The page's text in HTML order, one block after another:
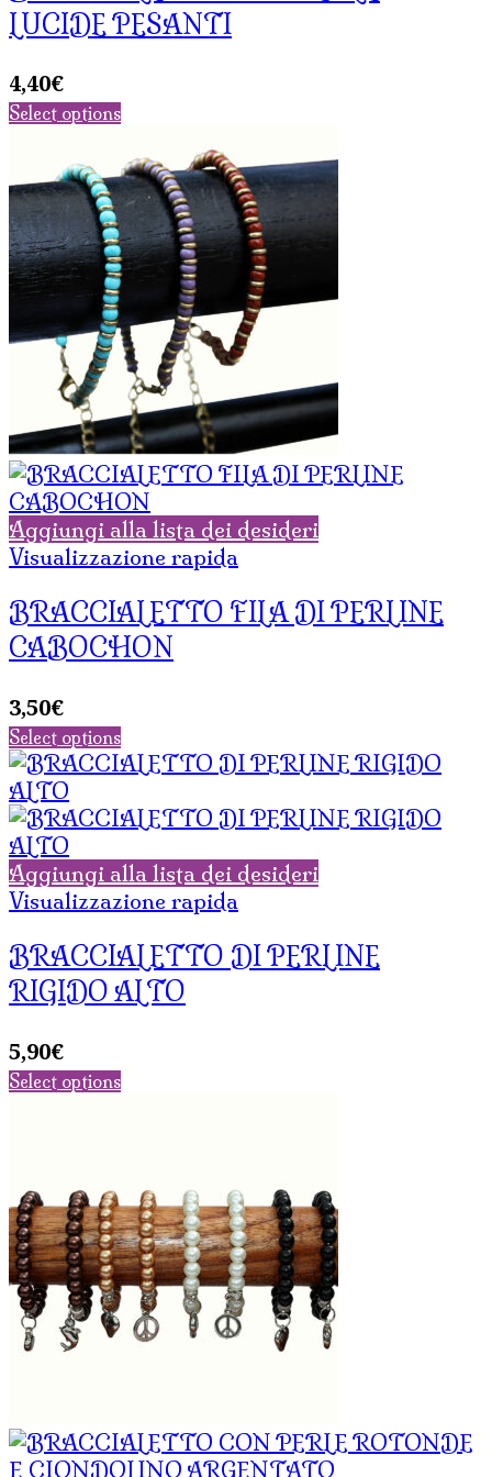
LUCIDE PESANTI
4,40€
Select options
Aggiungi alla lista dei desideri
Visualizzazione rapida
BRACCIALETTO FILA DI PERLINE
CABOCHON
3,50€
Select options
Aggiungi alla lista dei desideri
Visualizzazione rapida
BRACCIALETTO DI PERLINE
RIGIDO ALTO
5,90€
Select options